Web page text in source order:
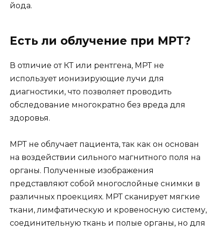
йода.
Есть ли облучение при МРТ?
В отличие от КТ или рентгена, МРТ не
использует ионизирующие лучи для
диагностики, что позволяет проводить
обследование многократно без вреда для
здоровья.
МРТ не облучает пациента, так как он основан
на воздействии сильного магнитного поля на
органы. Полученные изображения
представляют собой многослойные снимки в
различных проекциях. МРТ сканирует мягкие
ткани, лимфатическую и кровеносную систему,
соединительную ткань и полые органы, но для